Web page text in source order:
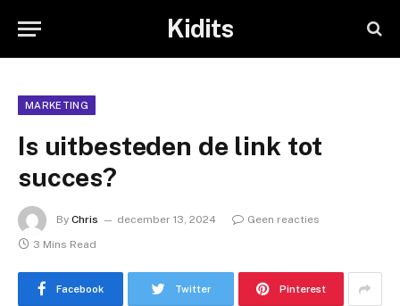
Kidits
MARKETING
Is uitbesteden de link tot
succes?
By Chris december 13, 2024
Geen reacties
3 Mins Read
Facebook Twitter Pinterest